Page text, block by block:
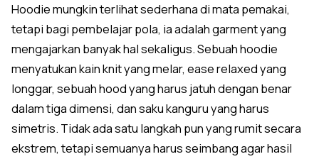
Hoodie mungkin terlihat sederhana di mata pemakai,
tetapi bagi pembelajar pola, ia adalah garment yang
mengajarkan banyak hal sekaligus. Sebuah hoodie
menyatukan kain knit yang melar, ease relaxed yang
longgar, sebuah hood yang harus jatuh dengan benar
dalam tiga dimensi, dan saku kanguru yang harus
simetris. Tidak ada satu langkah pun yang rumit secara
ekstrem, tetapi semuanya harus seimbang agar hasil